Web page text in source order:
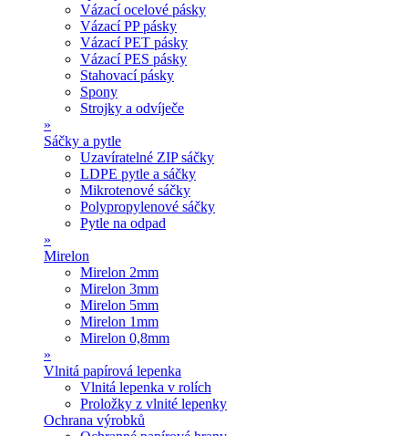
Vázací ocelové pásky
Vázací PP pásky
Vázací PET pásky
Vázací PES pásky
Stahovací pásky
Spony
Strojky a odvíječe
»
Sáčky a pytle
Uzavíratelné ZIP sáčky
LDPE pytle a sáčky
Mikrotenové sáčky
Polypropylenové sáčky
Pytle na odpad
»
Mirelon
Mirelon 2mm
Mirelon 3mm
Mirelon 5mm
Mirelon 1mm
Mirelon 0,8mm
»
Vlnitá papírová lepenka
Vlnitá lepenka v rolích
Proložky z vlnité lepenky
Ochrana výrobků